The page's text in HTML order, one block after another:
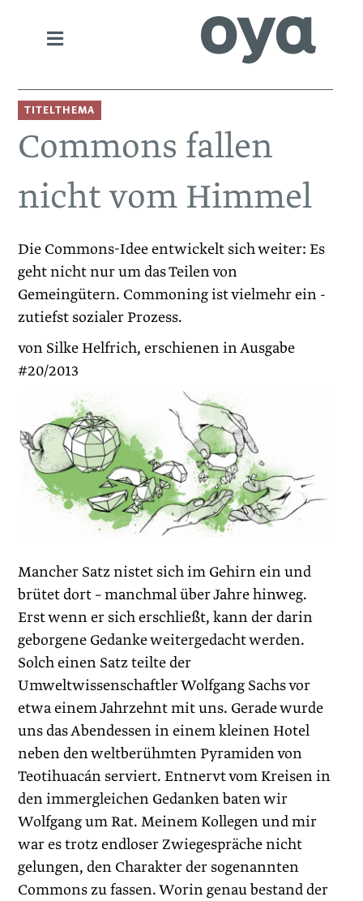
TITELTHEMA
Commons fallen
nicht vom Himmel
Die Commons-Idee entwickelt sich weiter: Es
geht nicht nur um das Teilen von
Gemeingütern. Commoning ist vielmehr ein ­
zutiefst sozialer Prozess.
von Silke Helfrich, erschienen in Ausgabe
#20/2013
Mancher Satz nistet sich im Gehirn ein und
brütet dort – manchmal über Jahre hinweg.
Erst wenn er sich erschließt, kann der darin
geborgene Gedanke weitergedacht werden.
Solch einen Satz teilte der
Umweltwissenschaftler Wolfgang Sachs vor
etwa einem Jahrzehnt mit uns. Gerade wurde
uns das Abendessen in einem kleinen Hotel
neben den weltberühmten Pyramiden von
Teoti­huacán serviert. Entnervt vom Kreisen in
den immergleichen Gedanken baten wir
Wolfgang um Rat. Meinem Kollegen und mir
war es trotz endloser Zwiegespräche nicht
gelungen, den Charakter der sogenannten
Commons zu fassen. Worin genau bestand der